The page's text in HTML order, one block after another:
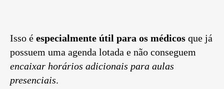
Isso é especialmente útil para os médicos que já
possuem uma agenda lotada e não conseguem
encaixar horários adicionais para aulas
presenciais.